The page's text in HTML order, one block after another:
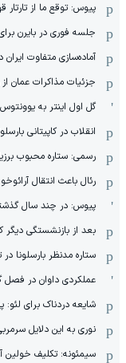
پیوس: توقع ما از تارتار
جلسه فوری در بایرن
آماده‌سازی متفاوت ایران
جزئیات مذاکرات عمان
گل اول اینتر به
انقلاب در کاپیتانی
رسمی: ستاره محبوب
رئال باعث انتقال
پیوس: در چند سال
بعد از بازنشستگی دیگر
ستاره مدنظر بارسلونا
عملکردی داوان در فصل
شایعه دردناک برای
نوری به این دلایل
سیمئونه: تکلیف خولین